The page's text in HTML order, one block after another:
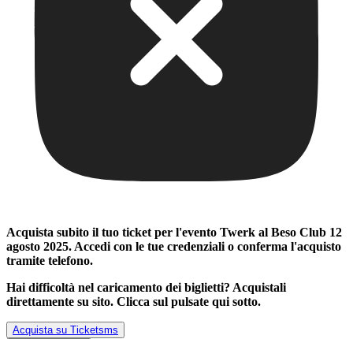
Acquista subito il tuo ticket per l'evento Twerk al Beso Club 12
agosto 2025. Accedi con le tue credenziali o conferma l'acquisto
tramite telefono.
Hai difficoltà nel caricamento dei biglietti? Acquistali
direttamente su sito. Clicca sul pulsate qui sotto.
Acquista su Ticketsms